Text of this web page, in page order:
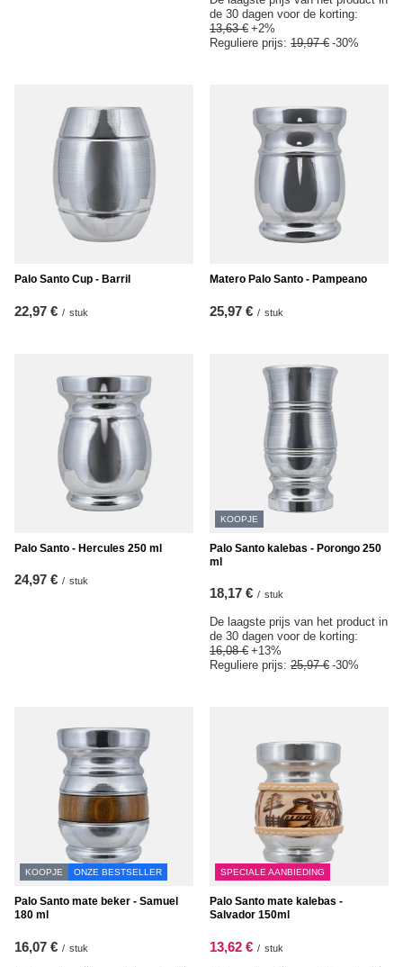
de 30 dagen voor de korting:
13,63 € +2%
Reguliere prijs: 19,97 € -30%
Palo Santo Cup - Barril
22,97 € / stuk
Matero Palo Santo - Pampeano
25,97 € / stuk
Palo Santo - Hercules 250 ml
24,97 € / stuk
KOOPJE
Palo Santo kalebas - Porongo 250
ml
18,17 € / stuk
De laagste prijs van het product in
de 30 dagen voor de korting:
16,08 € +13%
Reguliere prijs: 25,97 € -30%
KOOPJE ONZE BESTSELLER
Palo Santo mate beker - Samuel
180 ml
16,07 € / stuk
SPECIALE AANBIEDING
Palo Santo mate kalebas -
Salvador 150ml
13,62 € / stuk